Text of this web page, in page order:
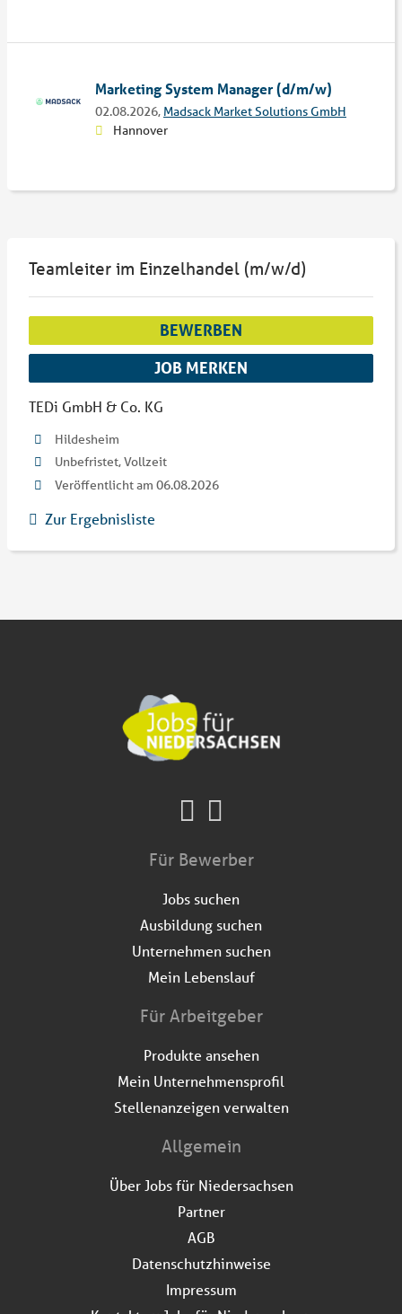
Marketing System Manager (d/m/w)
02.08.2026, Madsack Market Solutions GmbH
Hannover
Teamleiter im Einzelhandel (m/w/d)
BEWERBEN
JOB MERKEN
TEDi GmbH & Co. KG
Hildesheim
Unbefristet, Vollzeit
Veröffentlicht am 06.08.2026
Zur Ergebnisliste
Für Bewerber
Jobs suchen
Ausbildung suchen
Unternehmen suchen
Mein Lebenslauf
Für Arbeitgeber
Produkte ansehen
Mein Unternehmensprofil
Stellenanzeigen verwalten
Allgemein
Über Jobs für Niedersachsen
Partner
AGB
Datenschutzhinweise
Impressum